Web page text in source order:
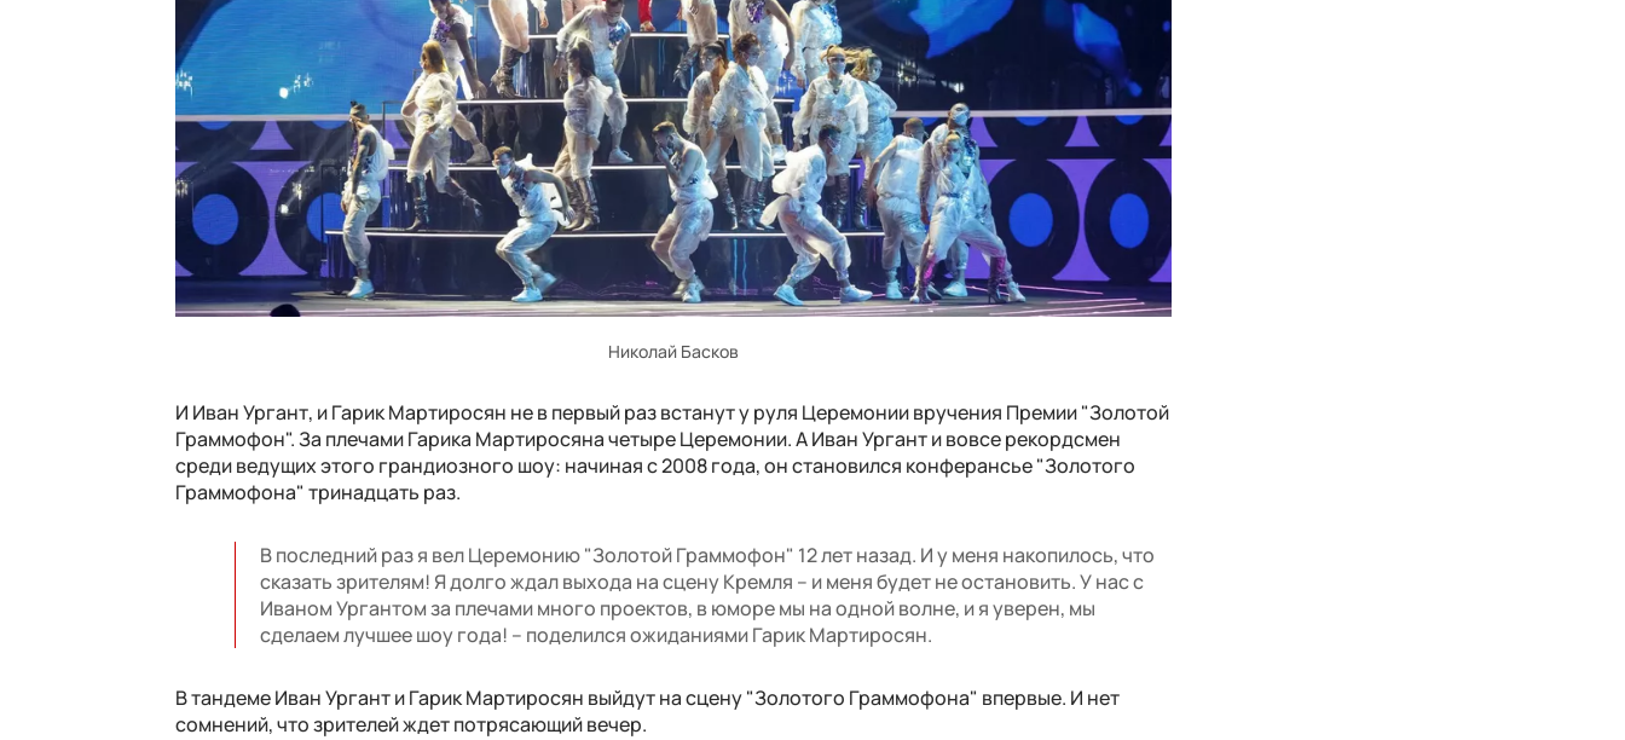
Николай Басков
И Иван Ургант, и Гарик Мартиросян не в первый раз встанут у руля Церемонии вручения Премии "Золотой
Граммофон". За плечами Гарика Мартиросяна четыре Церемонии. А Иван Ургант и вовсе рекордсмен
среди ведущих этого грандиозного шоу: начиная с 2008 года, он становился конферансье "Золотого
Граммофона" тринадцать раз.
В последний раз я вел Церемонию "Золотой Граммофон" 12 лет назад. И у меня накопилось, что
сказать зрителям! Я долго ждал выхода на сцену Кремля – и меня будет не остановить. У нас с
Иваном Ургантом за плечами много проектов, в юморе мы на одной волне, и я уверен, мы
сделаем лучшее шоу года! – поделился ожиданиями Гарик Мартиросян.
В тандеме Иван Ургант и Гарик Мартиросян выйдут на сцену "Золотого Граммофона" впервые. И нет
сомнений, что зрителей ждет потрясающий вечер.